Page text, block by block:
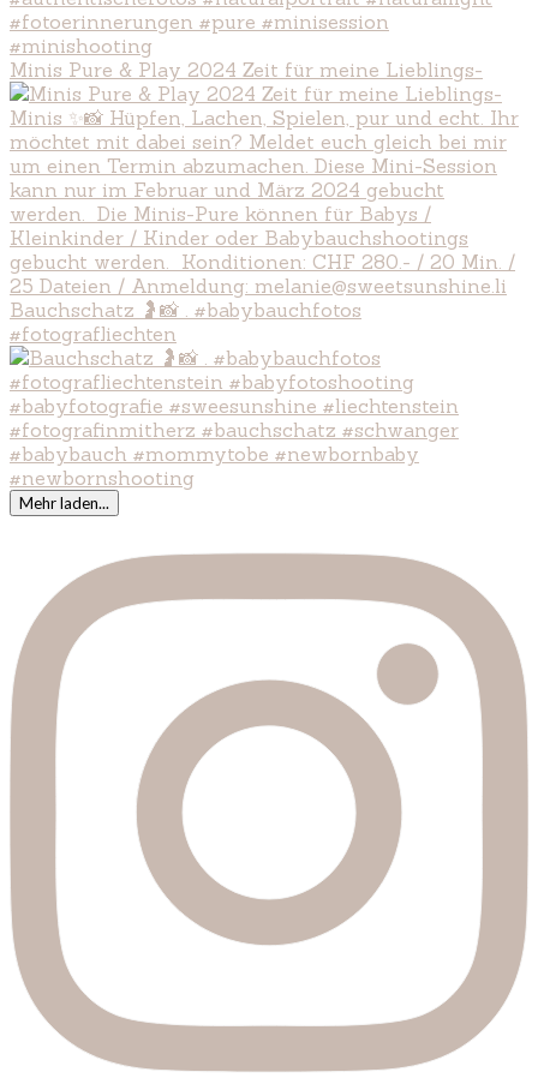
Minis Pure & Play 2024 Zeit für meine Lieblings-
Bauchschatz 🤰📸 . #babybauchfotos
#fotografliechten
Mehr laden...